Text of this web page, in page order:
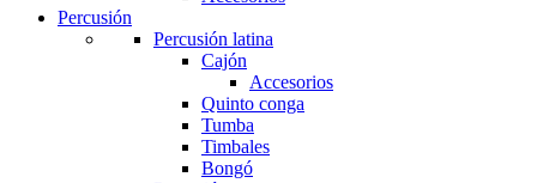
Percusión
Percusión latina
Cajón
Accesorios
Quinto conga
Tumba
Timbales
Bongó